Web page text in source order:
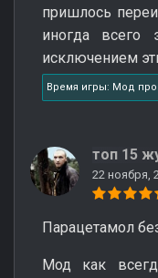
пришлось
иногда всего
исключением
Время игры: Мод
топ 15
22 ноября,
Парацетамол
Мод как